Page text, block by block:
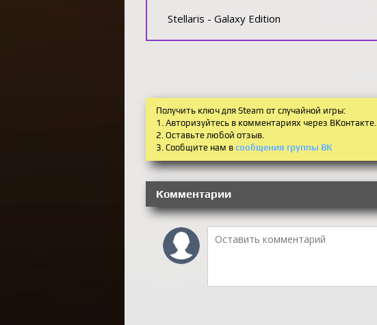
Stellaris - Galaxy Edition
Получить ключ для Steam от случайной игры:
1. Авторизуйтесь в комментариях через ВКонтакте.
2. Оставьте любой отзыв.
3. Сообщите нам в сообщения группы ВК
Комментарии